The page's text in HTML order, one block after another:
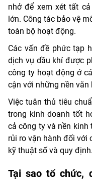
nhở để xem xét tất
lớn. Công tác bảo vệ
toàn bộ hoạt động.
Các vấn đề phức tạp
dịch vụ dầu khí được
công ty hoạt động ở
cận với những nền văn
Việc tuân thủ tiêu
trong kinh doanh tốt
cả công ty và nền kinh
rủi ro vận hành đối với
kỹ thuật số và quy định.
Tại sao tổ chức,